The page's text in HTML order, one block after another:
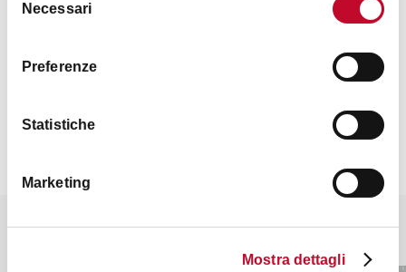
delNecessari
Preferenze
Statistiche
Marketing
Mostra dettagli
Contatti
Potrebbe interessarti anche